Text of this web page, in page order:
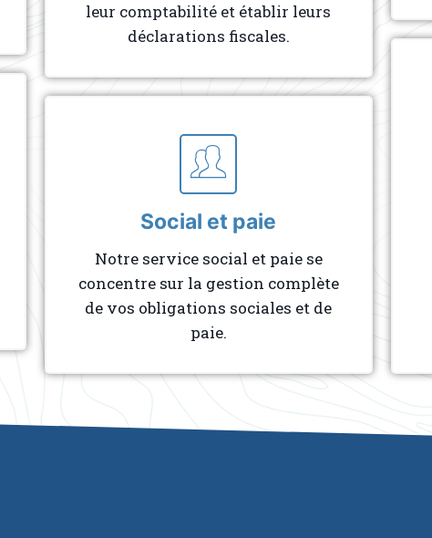
leur comptabilité et établir leurs
déclarations fiscales.
Social et paie
Notre service social et paie se
concentre sur la gestion complète
de vos obligations sociales et de
paie.